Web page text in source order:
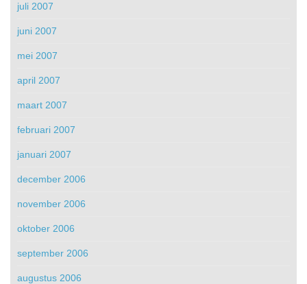
juli 2007
juni 2007
mei 2007
april 2007
maart 2007
februari 2007
januari 2007
december 2006
november 2006
oktober 2006
september 2006
augustus 2006